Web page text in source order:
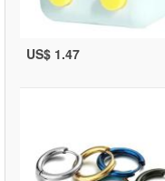
US$ 1.47